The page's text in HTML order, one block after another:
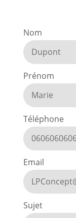
Nom
Prénom
Téléphone
Email
Sujet